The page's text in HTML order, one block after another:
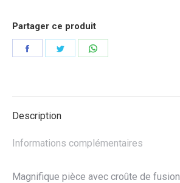
Partager ce produit
Partager Partager
Description
Informations complémentaires
Magnifique pièce avec croûte de fusion.